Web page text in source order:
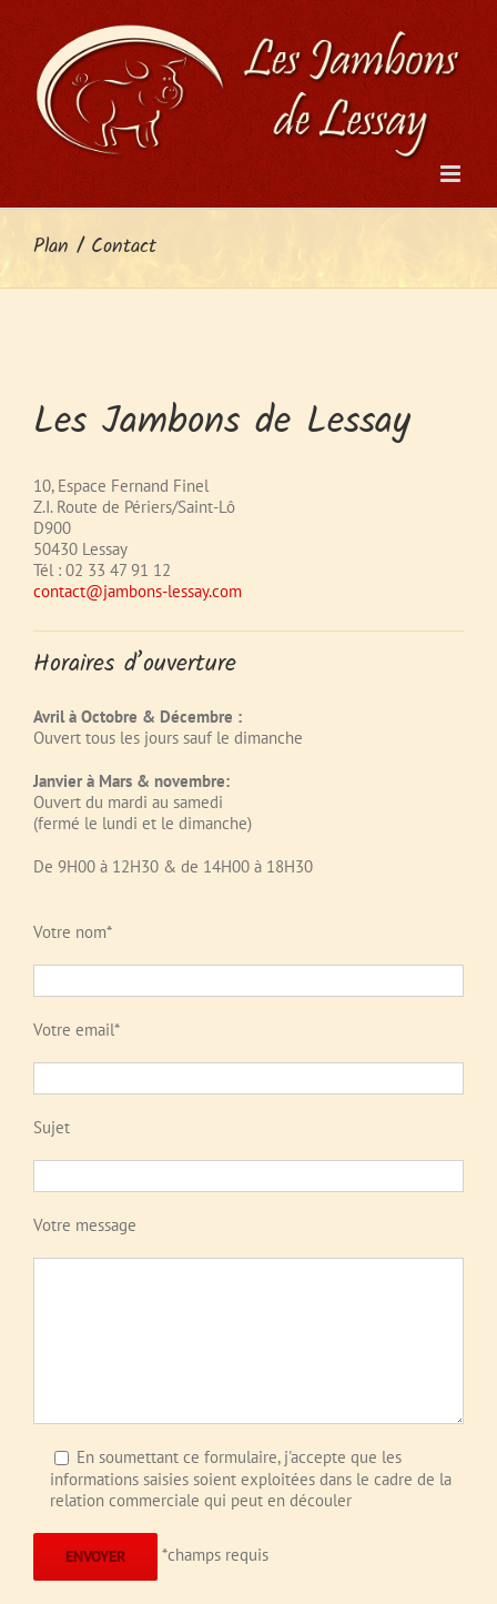
contenu
Plan / Contact
Les Jambons de Lessay
10, Espace Fernand Finel
Z.I. Route de Périers/Saint-Lô
D900
50430 Lessay
Tél : 02 33 47 91 12
contact@jambons-lessay.com
Horaires d’ouverture
Avril à Octobre & Décembre :
Ouvert tous les jours sauf le dimanche
Janvier à Mars & novembre:
Ouvert du mardi au samedi
(fermé le lundi et le dimanche)
De 9H00 à 12H30 & de 14H00 à 18H30
Votre nom*
Veuillez laisser ce champ vide.
Votre email*
Veuillez laisser ce champ vide.
Sujet
Votre message
En soumettant ce formulaire, j'accepte que les
informations saisies soient exploitées dans le cadre de la
relation commerciale qui peut en découler
*champs requis